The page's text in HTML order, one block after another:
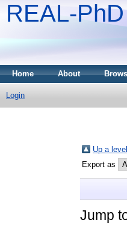
REAL-PhD
Home About
Login
Up a level
Export as
Jump